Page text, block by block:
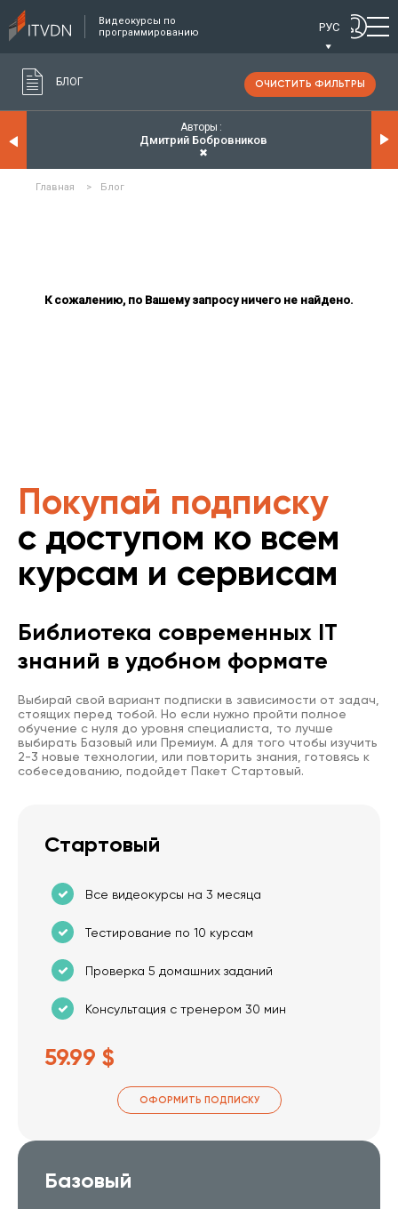
Видеокурсы по
программированию
РУС
БЛОГ ОЧИСТИТЬ ФИЛЬТРЫ
Авторы
Дмитрий Бобровников
✖
Главная > Блог
К сожалению, по Вашему запросу ничего не найдено.
Покупай подписку
с доступом ко всем
курсам и сервисам
Библиотека современных IT
знаний в удобном формате
Выбирай свой вариант подписки в зависимости от задач,
стоящих перед тобой. Но если нужно пройти полное
обучение с нуля до уровня специалиста, то лучше
выбирать Базовый или Премиум. А для того чтобы изучить
2-3 новые технологии, или повторить знания, готовясь к
собеседованию, подойдет Пакет Стартовый.
Стартовый
Все видеокурсы на 3 месяца
Тестирование по 10 курсам
Проверка 5 домашних заданий
Консультация с тренером 30 мин
59.99 $
ОФОРМИТЬ ПОДПИСКУ
Базовый